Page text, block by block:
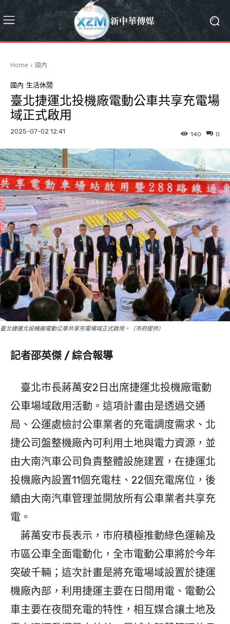
Home 國內
國內 生活休閒
臺北捷運北投機廠電動公車共享充電場
域正式啟用
2025-07-02 12:41 0
140
臺北捷運北投機廠電動公車共享充電場域正式啟用。（市府提供）
記者邵英傑 / 綜合報導
臺北市長蔣萬安2日出席捷運北投機廠電動
公車場域啟用活動。這項計畫由是透過交通
局、公運處檢討公車業者的充電調度需求、北
捷公司盤整機廠內可利用土地與電力資源，並
由大南汽車公司負責整體設施建置，在捷運北
投機廠內設置11個充電柱、22個充電席位，後
續由大南汽車管理並開放所有公車業者共享充
電。
蔣萬安市長表示，市府積極推動綠色運輸及
市區公車全面電動化，全市電動公車將於今年
突破千輛；這次計畫是將充電場域設置於捷運
機廠內部，利用捷運主要在日間用電、電動公
車主要在夜間充電的特性，相互媒合讓土地及